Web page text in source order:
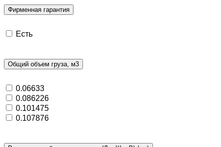
Фирменная гарантия
Есть
Общий объем груза, м3
0.06633
0.086226
0.101475
0.107876